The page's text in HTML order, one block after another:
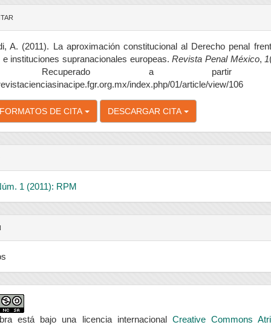
A. (2011). La aproximación constitucional al Derecho penal
e instituciones supranacionales europeas.Revista Penal México, 1
Recuperado a partir
index.php/01/article/view/106
DE CITA DESCARGAR CITA
1 (2011): RPM
está bajo una licencia internacional Creative Commons